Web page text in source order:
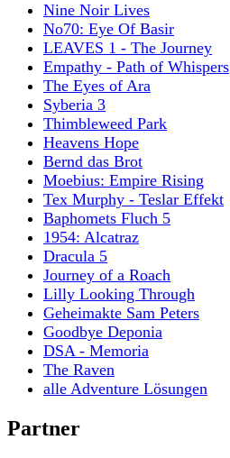
Nine Noir Lives
No70: Eye Of Basir
LEAVES 1 - The Journey
Empathy - Path of Whispers
The Eyes of Ara
Syberia 3
Thimbleweed Park
Heavens Hope
Bernd das Brot
Moebius: Empire Rising
Tex Murphy - Teslar Effekt
Baphomets Fluch 5
1954: Alcatraz
Dracula 5
Journey of a Roach
Lilly Looking Through
Geheimakte Sam Peters
Goodbye Deponia
DSA - Memoria
The Raven
alle Adventure Lösungen
Partner